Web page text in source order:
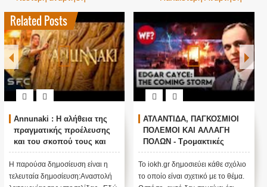
Related Posts
Annunaki : Η αλήθεια της
πραγματικής προέλευσης
και του σκοπού τους και
αναστολή λειτουργίας μας
....
Η παρούσα δημοσίευση είναι η
τελευταία δημοσίευση:Αναστολή
ΑΤΛΑΝΤΙΔΑ, ΠΑΓΚΟΣΜΙΟΙ
ΠΟΛΕΜΟΙ ΚΑΙ ΑΛΛΑΓΗ
ΠΟΛΩΝ - Τρομακτικές
προβλέψεις του Edgar
Cayce (Video)
Το iokh.gr δημοσιεύει κάθε σχόλιο
το οποίο είναι σχετικό με το θέμα.